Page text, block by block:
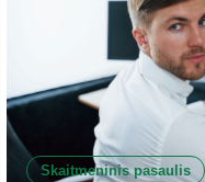
Skaitmeninis pasaulis